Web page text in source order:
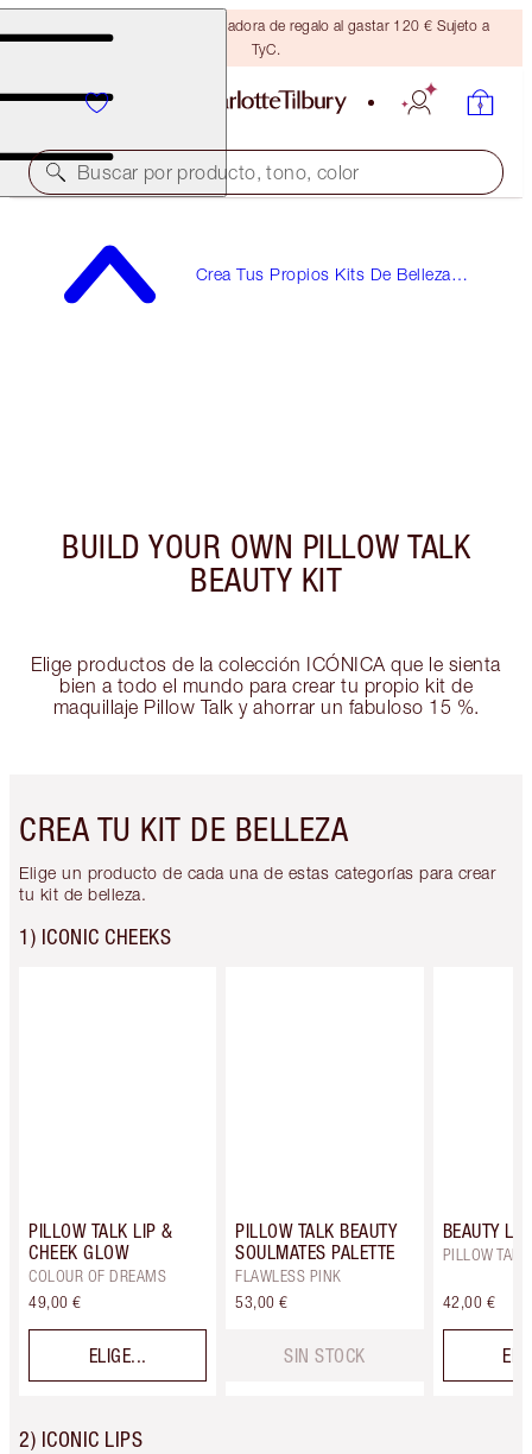
Consigue una brocha bronceadora de regalo al gastar 120 € Sujeto a
TyC.
Buscar por producto, tono, color
Crea Tus Propios Kits De Belleza
BUILD YOUR OWN PILLOW TALK
BEAUTY KIT
Elige productos de la colección ICÓNICA que le sienta
bien a todo el mundo para crear tu propio kit de
maquillaje Pillow Talk y ahorrar un fabuloso 15 %.
CREA TU KIT DE BELLEZA
Elige un producto de cada una de estas categorías para crear
tu kit de belleza.
1) ICONIC CHEEKS
PILLOW TALK LIP &
CHEEK GLOW
COLOUR OF DREAMS
49,00 €
ELIGE...
PILLOW TALK BEAUTY
SOULMATES PALETTE
FLAWLESS PINK
53,00 €
SIN STOCK
BEAUTY
PILLOW
42,00 €
2) ICONIC LIPS